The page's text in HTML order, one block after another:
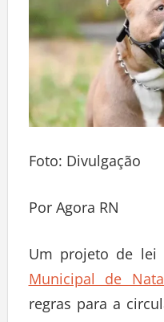
Foto: Divulgação
Por Agora RN
Um projeto de
Municipal de
regras para a